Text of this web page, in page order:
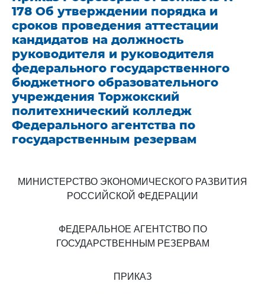
178 Об утверждении порядка и
сроков проведения аттестации
кандидатов на должность
руководителя и руководителя
федерального государственного
бюджетного образовательного
учреждения Торжокский
политехнический колледж
Федерального агентства по
государственным резервам
МИНИСТЕРСТВО ЭКОНОМИЧЕСКОГО РАЗВИТИЯ
РОССИЙСКОЙ ФЕДЕРАЦИИ
ФЕДЕРАЛЬНОЕ АГЕНТСТВО ПО
ГОСУДАРСТВЕННЫМ РЕЗЕРВАМ
ПРИКАЗ